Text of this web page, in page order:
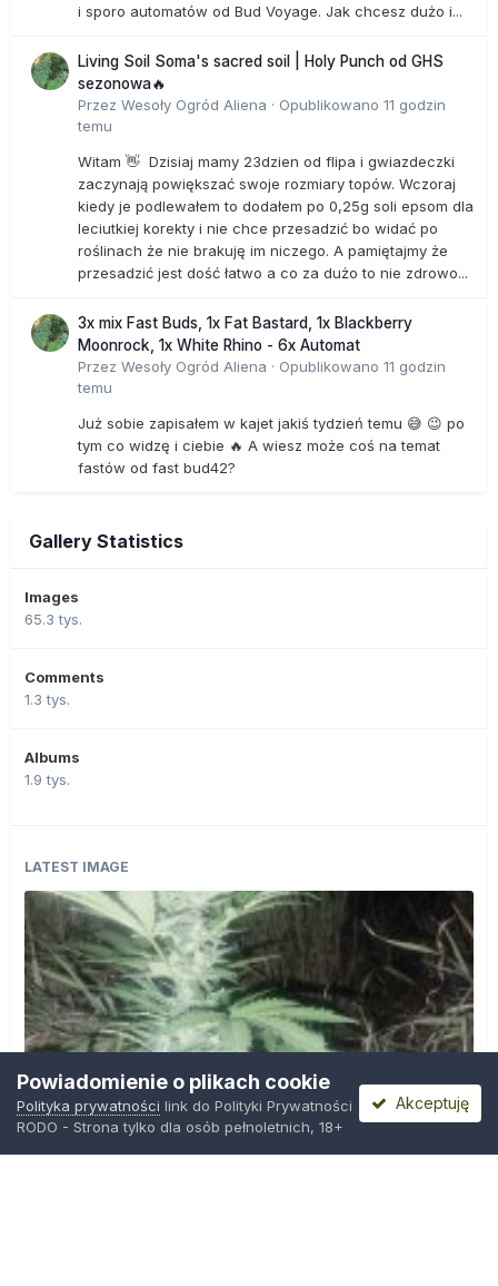
i sporo automatów od Bud Voyage. Jak chcesz dużo i...
Living Soil Soma's sacred soil | Holy Punch od GHS
sezonowa🔥
Przez Wesoły Ogród Aliena · Opublikowano 11 godzin
temu
Witam 👋 Dzisiaj mamy 23dzien od flipa i gwiazdeczki
zaczynają powiększać swoje rozmiary topów. Wczoraj
kiedy je podlewałem to dodałem po 0,25g soli epsom dla
leciutkiej korekty i nie chce przesadzić bo widać po
roślinach że nie brakuję im niczego. A pamiętajmy że
przesadzić jest dość łatwo a co za dużo to nie zdrowo...
3x mix Fast Buds, 1x Fat Bastard, 1x Blackberry
Moonrock, 1x White Rhino - 6x Automat
Przez Wesoły Ogród Aliena · Opublikowano 11 godzin
temu
Już sobie zapisałem w kajet jakiś tydzień temu 😅 😉 po
tym co widzę i ciebie 🔥 A wiesz może coś na temat
fastów od fast bud42?
Gallery Statistics
Images
65.3 tys.
Comments
1.3 tys.
Albums
1.9 tys.
LATEST IMAGE
Powiadomienie o plikach cookie
Polityka prywatności link do Polityki Prywatności
RODO - Strona tylko dla osób pełnoletnich, 18+
Akceptuję